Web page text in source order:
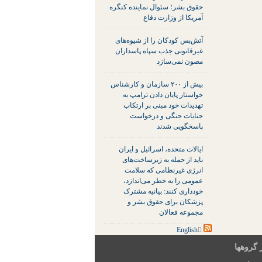
حقوق بشر؛ سئوال نماینده کنگره
آمریکا از وزارت دفاع
آتش‌بس کودکان را از شیوه‌های
غیرقانونی جذب سپاه پاسداران
مصون نمی‌سازد
بیش از ۲۰۰ سازمان و کارشناس
خواستار پایان دادن ترامپ به
تهدیدات خود مبنی بر ارتکاب
جنایات جنگی و درخواست
پاسخگویی شدند
ایالات متحده، اسرائیل و ایران
باید از حمله به زیرساخت‌های
انرژی غیرنظامی که سلامت
عمومی را به خطر می‌اندازد،
خودداری کنند: بیانیه مشترک
پزشکان برای حقوق بشر و
مجموعه فعالان
گروهها